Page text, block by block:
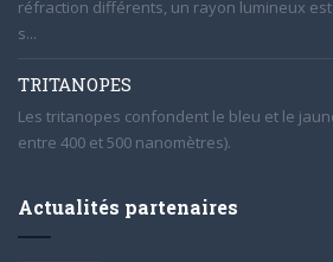
réfraction différents, un rayon lumineux
s...
TRITANOPES
Les tritanopes confondent le bleu et le
entre 400 et 500 nanomètres).
Actualités partenaires